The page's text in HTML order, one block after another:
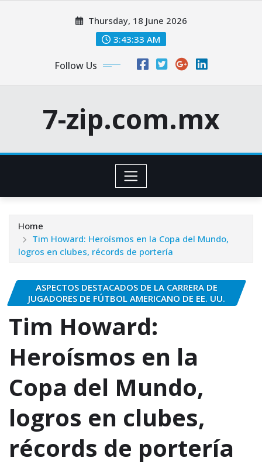
Thursday, 18 June 2026
3:43:33 AM
Follow Us
7-zip.com.mx
Home
Tim Howard: Heroísmos en la Copa del Mundo,
logros en clubes, récords de portería
ASPECTOS DESTACADOS DE LA CARRERA DE
JUGADORES DE FÚTBOL AMERICANO DE EE. UU.
Tim Howard:
Heroísmos en la
Copa del Mundo,
logros en clubes,
récords de portería